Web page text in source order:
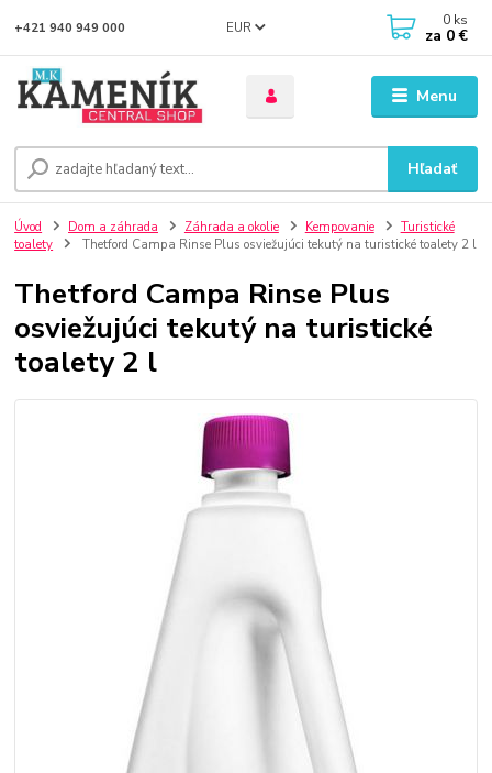
Menu
EUR
Hľadať
+421 940 949 000 0 ks
za 0 €
Úvod Dom a záhrada Záhrada a okolie Kempovanie
Turistické
toalety
Thetford Campa Rinse Plus osviežujúci tekutý na turistické toalety 2 l
Thetford Campa Rinse Plus
osviežujúci tekutý na turistické
toalety 2 l